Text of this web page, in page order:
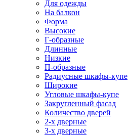
Для одежды
На балкон
Форма
Высокие
Г-образные
Длинные
Низкие
П-образные
Радиусные шкафы-купе
Широкие
Угловые шкафы-купе
Закругленный фасад
Количество дверей
2-х дверные
3-х дверные